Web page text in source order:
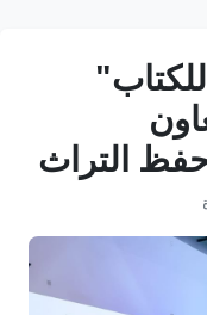
التراث